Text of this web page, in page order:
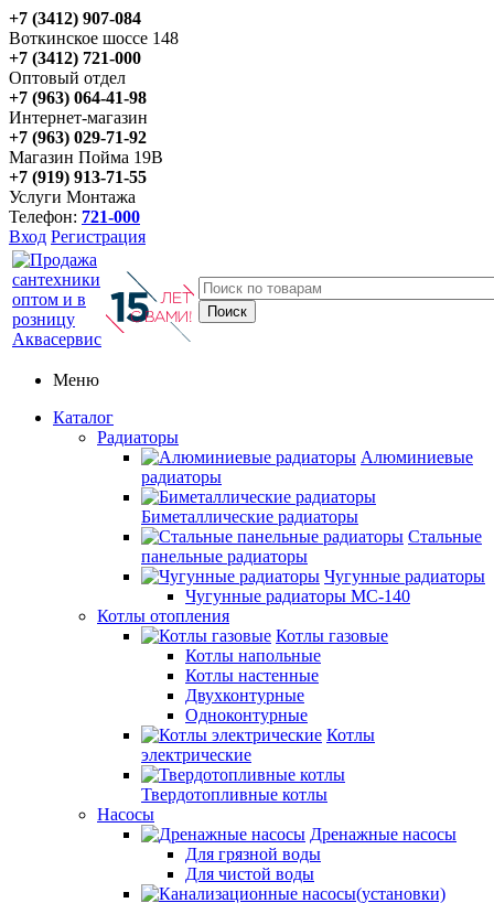
+7 (3412) 907-084
Воткинское шоссе 148
+7 (3412) 721-000
Оптовый отдел
+7 (963) 064-41-98
Интернет-магазин
+7 (963) 029-71-92
Магазин Пойма 19В
+7 (919) 913-71-55
Услуги Монтажа
Телефон: 721-000
Вход Регистрация
Меню
Каталог
Радиаторы
Алюминиевые
радиаторы
Биметаллические радиаторы
Стальные
панельные радиаторы
Чугунные радиаторы
Чугунные радиаторы МС-140
Котлы отопления
Котлы газовые
Котлы напольные
Котлы настенные
Двухконтурные
Одноконтурные
Котлы
электрические
Твердотопливные котлы
Насосы
Дренажные насосы
Для грязной воды
Для чистой воды